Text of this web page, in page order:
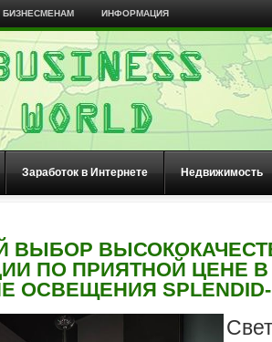
ИНФОРМАЦИЯ
Заработок в Интернете Недвижимость
ВЫБОР
ПО ПРИЯТНОЙ ЦЕНЕ В
ОСВЕЩЕНИЯ SPLENDID-